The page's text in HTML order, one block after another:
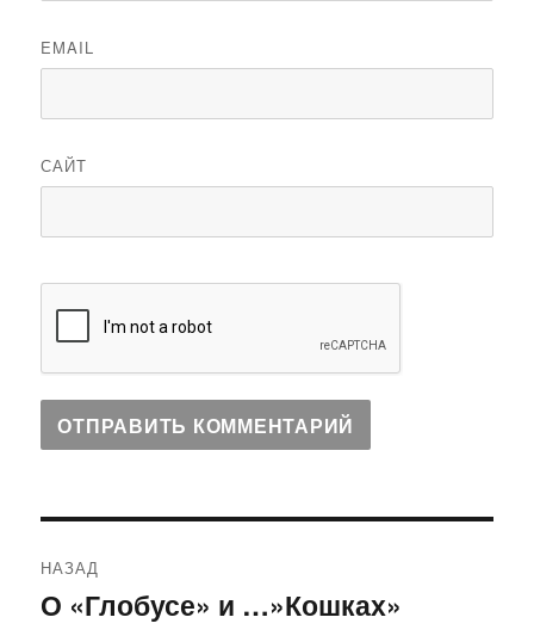
EMAIL
САЙТ
по
НАЗАД
Предыдущая
О «Глобусе» и …»Кошках»